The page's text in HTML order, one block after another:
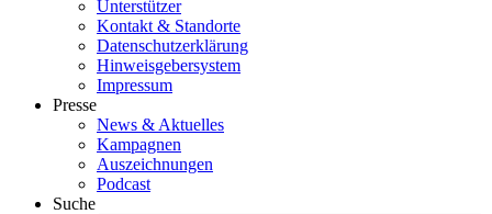
Unterstützer
Kontakt & Standorte
Datenschutzerklärung
Hinweisgebersystem
Impressum
Presse
News & Aktuelles
Kampagnen
Auszeichnungen
Podcast
Suche